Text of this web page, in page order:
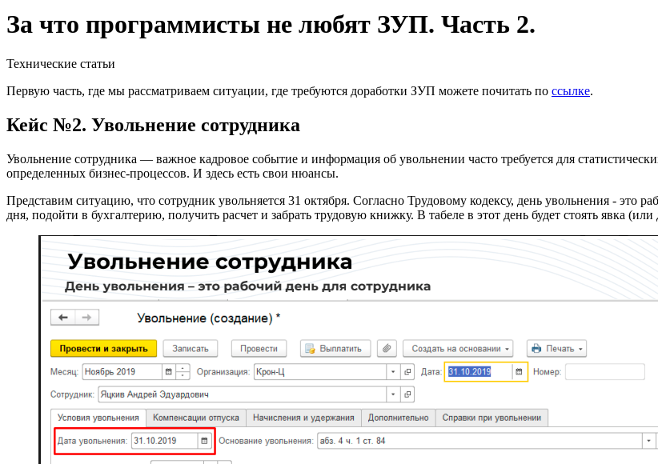
За что программисты не любят ЗУП. Часть 2.
Технические статьи
Первую часть, где мы рассматриваем ситуации, где требуются доработки ЗУП можете почитать по ссылке.
Кейс №2. Увольнение сотрудника
Увольнение сотрудника — важное кадровое событие и информация об увольнении часто требуется для
определенных бизнес-процессов. И здесь есть свои нюансы.
Представим ситуацию, что сотрудник увольняется 31 октября. Согласно Трудовому кодексу, день увольнения - это
дня, подойти в бухгалтерию, получить расчет и забрать трудовую книжку. В табеле в этот день будет стоять явка